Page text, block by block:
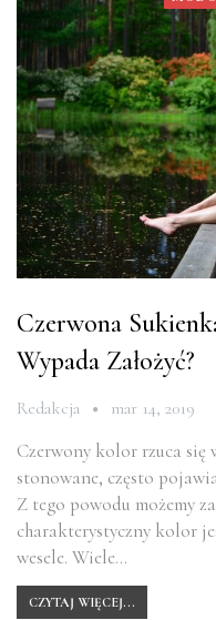
Czerwona
Wypada Założyć?
Redakcja mar 14, 2019
Czerwony kolor rzuca się
stonowane, często
Z tego powodu możemy
charakterystyczny kolor
wesele. Wiele…
CZYTAJ WIĘCEJ...